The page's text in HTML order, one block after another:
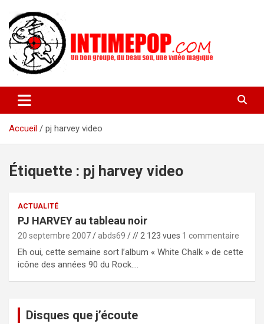
contenu
intimepop.com
actuelles pop rock, post-rock, indé sur Lyon. rock pop concert
lyon
Accueil
pj harvey video
Étiquette : pj harvey video
ACTUALITÉ
PJ HARVEY au tableau noir
20 septembre 2007 abds69 // 2 123 vues 1 commentaire
Eh oui, cette semaine sort l’album « White Chalk » de cette
icône des années 90 du Rock.…
Disques que j’écoute